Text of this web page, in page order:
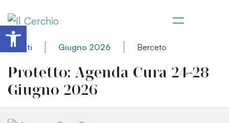
Eventi Giugno 2026 Berceto
Protetto: Agenda Cura 24-28
Giugno 2026
Apri la barra degli strumenti